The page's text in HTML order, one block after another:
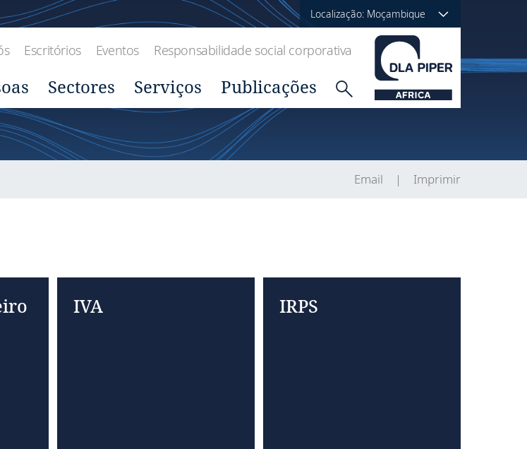
Localização: Moçambique
Escritórios Eventos Responsabilidade social corporativa
Sectores Serviços Publicações
Email Imprimir
IVA IRPS